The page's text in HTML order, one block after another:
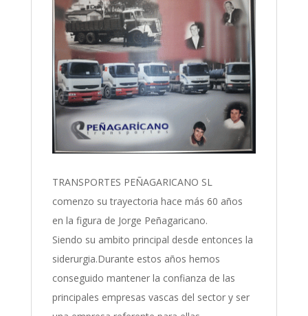
TRANSPORTES PEÑAGARICANO SL
comenzo su trayectoria hace más 60 años
en la figura de Jorge Peñagaricano.
Siendo su ambito principal desde entonces la
siderurgia.Durante estos años hemos
conseguido mantener la confianza de las
principales empresas vascas del sector y ser